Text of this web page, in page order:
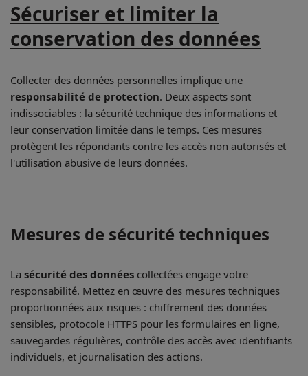
Sécuriser et limiter la
conservation des données
Collecter des données personnelles implique une
responsabilité de protection. Deux aspects sont
indissociables : la sécurité technique des informations et
leur conservation limitée dans le temps. Ces mesures
protègent les répondants contre les accès non autorisés et
l'utilisation abusive de leurs données.
Mesures de sécurité techniques
La sécurité des données collectées engage votre
responsabilité. Mettez en œuvre des mesures techniques
proportionnées aux risques : chiffrement des données
sensibles, protocole HTTPS pour les formulaires en ligne,
sauvegardes régulières, contrôle des accès avec identifiants
individuels, et journalisation des actions.